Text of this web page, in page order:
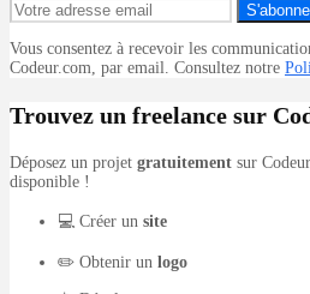
Vous consentez à recevoir les
Codeur.com, par email. Consultez notre
Trouvez un freelance sur
Déposez un projet gratuitement sur
disponible !
💻 Créer un site
✏️ Obtenir un logo